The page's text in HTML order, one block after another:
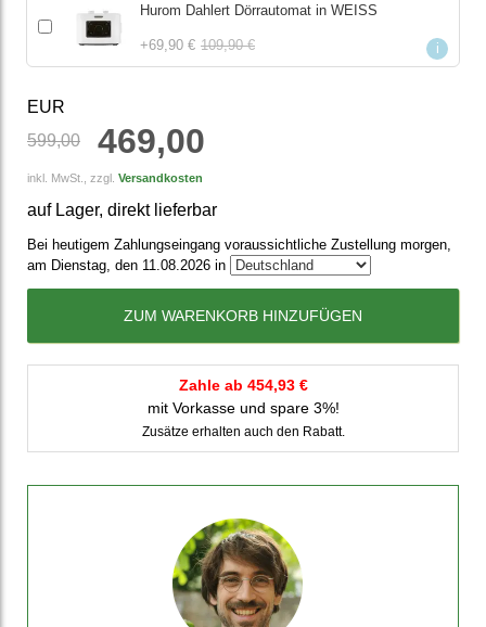
Hurom Dahlert Dörrautomat in WEISS
+69,90 € 109,90 € i
EUR
599,00
469,00
inkl. MwSt., zzgl. Versandkosten
auf Lager, direkt lieferbar
Bei heutigem Zahlungseingang voraussichtliche Zustellung morgen,
am Dienstag, den 11.08.2026 in
ZUM WARENKORB HINZUFÜGEN
Zahle ab 454,93 €
mit Vorkasse und spare 3%!
Zusätze erhalten auch den Rabatt.